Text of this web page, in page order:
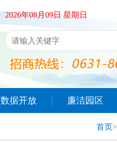
2026年08月09日 星期日
数据开放 廉洁园区
首页>